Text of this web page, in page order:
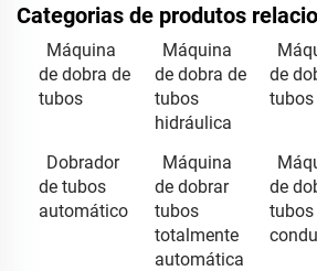
Categorias de produtos
Máquina
de dobra de
tubos
Máquina
de dobra de
tubos
hidráulica
de
tubos
Dobrador
de tubos
automático
Máquina
de dobrar
tubos
totalmente
automática
de
tubos